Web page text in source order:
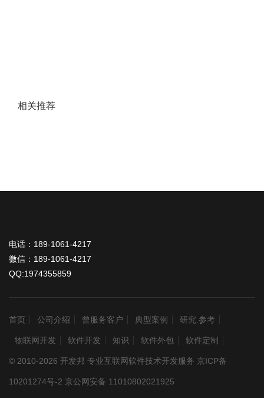
相关推荐
电话：189-1061-4217
微信：189-1061-4217
QQ:1974355859
首页 公司介绍 曾服务客户 典型案例 研究.参考
物联网开发 软件开发 知识 软件外包 软件定制
© 2010-2026 开发邦 专业互联网软件技术开发服务 京ICP备
10201274号-2 京公网安备 11010802021925